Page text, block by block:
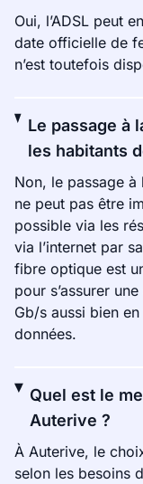
Oui, l’ADSL peut
date officielle de
n’est toutefois
Le passage à
les habitants
Non, le passage
ne peut pas être
possible via les
via l’internet par
fibre optique est
pour s’assurer
Gb/s aussi bien
données.
Quel est le
Auterive ?
À Auterive, le
selon les besoins